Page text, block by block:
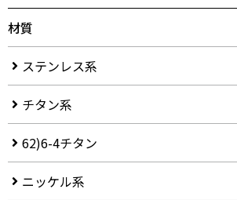
材質
ステンレス系
チタン系
62)6-4チタン
ニッケル系